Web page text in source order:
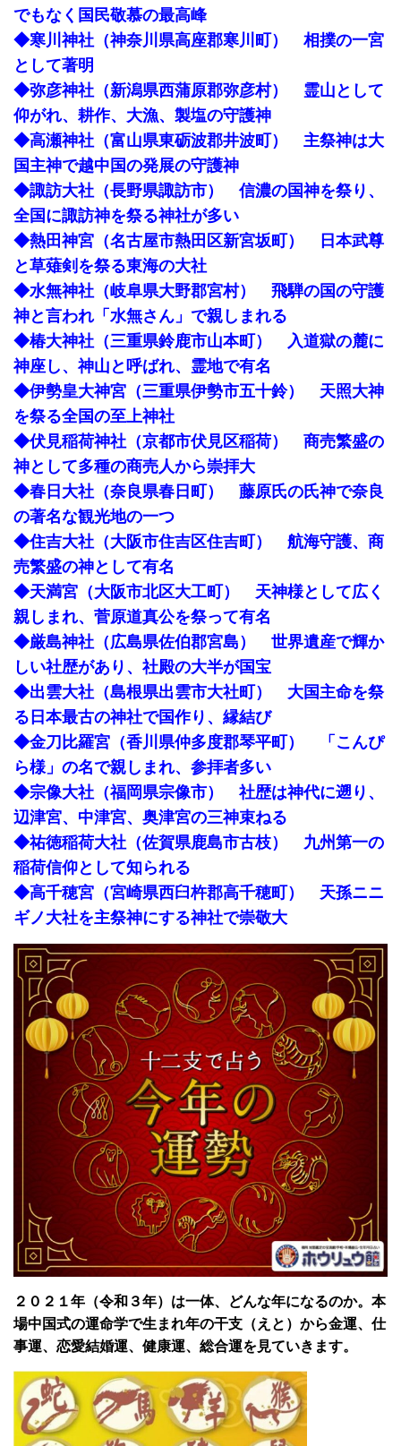
でもなく国民敬慕の最高峰
◆寒川神社（神奈川県高座郡寒川町） 相撲の一宮
として著明
◆弥彦神社（新潟県西蒲原郡弥彦村） 霊山として
仰がれ、耕作、大漁、製塩の守護神
◆高瀬神社（富山県東砺波郡井波町） 主祭神は大
国主神で越中国の発展の守護神
◆諏訪大社（長野県諏訪市） 信濃の国神を祭り、
全国に諏訪神を祭る神社が多い
◆熱田神宮（名古屋市熱田区新宮坂町） 日本武尊
と草薙剣を祭る東海の大社
◆水無神社（岐阜県大野郡宮村） 飛騨の国の守護
神と言われ「水無さん」で親しまれる
◆椿大神社（三重県鈴鹿市山本町） 入道獄の麓に
神座し、神山と呼ばれ、霊地で有名
◆伊勢皇大神宮（三重県伊勢市五十鈴） 天照大神
を祭る全国の至上神社
◆伏見稲荷神社（京都市伏見区稲荷） 商売繁盛の
神として多種の商売人から崇拝大
◆春日大社（奈良県春日町） 藤原氏の氏神で奈良
の著名な観光地の一つ
◆住吉大社（大阪市住吉区住吉町） 航海守護、商
売繁盛の神として有名
◆天満宮（大阪市北区大工町） 天神様として広く
親しまれ、菅原道真公を祭って有名
◆厳島神社（広島県佐伯郡宮島） 世界遺産で輝か
しい社歴があり、社殿の大半が国宝
◆出雲大社（島根県出雲市大社町） 大国主命を祭
る日本最古の神社で国作り、縁結び
◆金刀比羅宮（香川県仲多度郡琴平町） 「こんぴ
ら様」の名で親しまれ、参拝者多い
◆宗像大社（福岡県宗像市） 社歴は神代に遡り、
辺津宮、中津宮、奥津宮の三神束ねる
◆祐徳稲荷大社（佐賀県鹿島市古枝） 九州第一の
稲荷信仰として知られる
◆高千穂宮（宮崎県西臼杵郡高千穂町） 天孫ニニ
ギノ大社を主祭神にする神社で崇敬大
２０２１年（令和３年）は一体、どんな年になるのか。本
場中国式の運命学で生まれ年の干支（えと）から金運、仕
事運、恋愛結婚運、健康運、総合運を見ていきます。